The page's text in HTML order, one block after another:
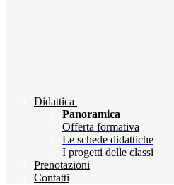
Didattica
Panoramica
Offerta formativa
Le schede didattiche
I progetti delle classi
Prenotazioni
Contatti